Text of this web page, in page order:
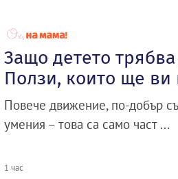
Защо детето
Ползи, които ще ви
Повече движение, по-добър
умения – това са само част ...
1 час